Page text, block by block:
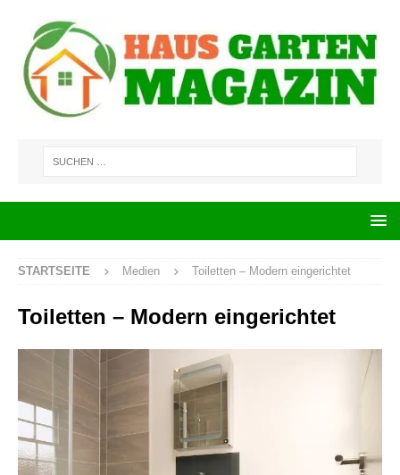
STARTSEITE Medien Toiletten – Modern eingerichtet
Toiletten – Modern eingerichtet